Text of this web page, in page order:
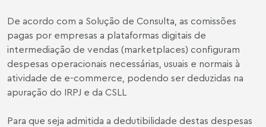
De acordo com a Solução de Consulta, as comissões
pagas por empresas a plataformas digitais de
intermediação de vendas (marketplaces) configuram
despesas operacionais necessárias, usuais e normais à
atividade de e-commerce, podendo ser deduzidas na
apuração do IRPJ e da CSLL
Para que seja admitida a dedutibilidade destas despesas